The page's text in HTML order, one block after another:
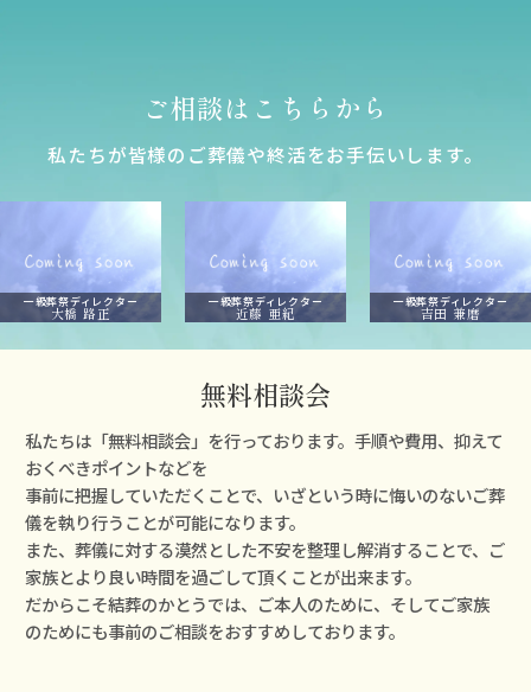
ご相談はこちらから
私たちが皆様のご葬儀や終活をお⼿伝いします。
一級葬祭ディレクター
大橋 路正
一級葬祭ディレクター
近藤 亜紀
一級葬祭ディレクター
吉田 兼磨
無料相談会
私たちは「無料相談会」を⾏っております。⼿順や費⽤、抑えて
おくべきポイントなどを
事前に把握していただくことで、いざという時に悔いのないご葬
儀を執り⾏うことが可能になります。
また、葬儀に対する漠然とした不安を整理し解消することで、ご
家族とより良い時間を過ごして頂くことが出来ます。
だからこそ結葬のかとうでは、ご本⼈のために、そしてご家族
のためにも事前のご相談をおすすめしております。